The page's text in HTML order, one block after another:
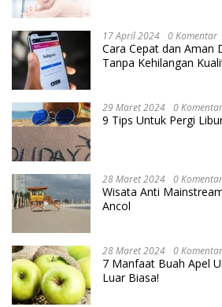
17 April 2024 0 Komentar
Cara Cepat dan Aman
Tanpa Kehilangan
29 Maret 2024 0 Komentar
9 Tips Untuk Pergi
28 Maret 2024 0 Komentar
Wisata Anti
Ancol
28 Maret 2024 0 Komentar
7 Manfaat Buah Apel
Luar Biasa!